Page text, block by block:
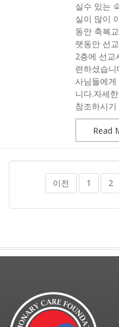
실수 있는
실이 많이
동안 축복
랫동안 선
2층에 선교
련하셨습
사님들에
니다.자세
참조하시기
Read
이전 1 2